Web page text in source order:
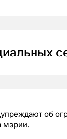
об
мэрии.